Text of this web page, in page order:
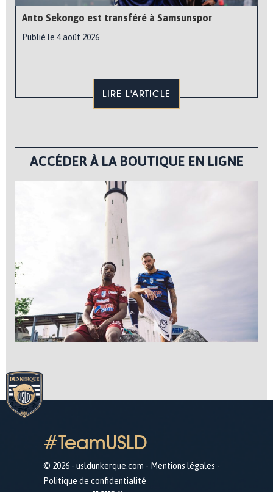
Anto Sekongo est transféré à Samsunspor
Publié le 4 août 2026
LIRE L'ARTICLE
ACCÉDER À LA BOUTIQUE EN LIGNE
#TeamUSLD
© 2026 - usldunkerque.com - Mentions légales -
Politique de confidentialité